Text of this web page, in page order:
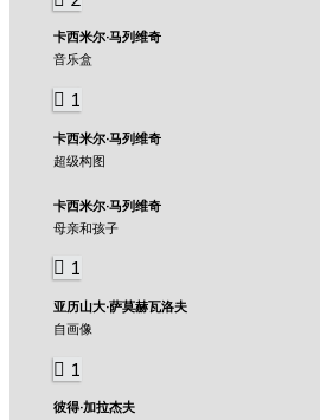
卡西米尔·马列维奇
音乐盒
1
卡西米尔·马列维奇
超级构图
卡西米尔·马列维奇
母亲和孩子
1
亚历山大·萨莫赫瓦洛夫
自画像
1
彼得·加拉杰夫